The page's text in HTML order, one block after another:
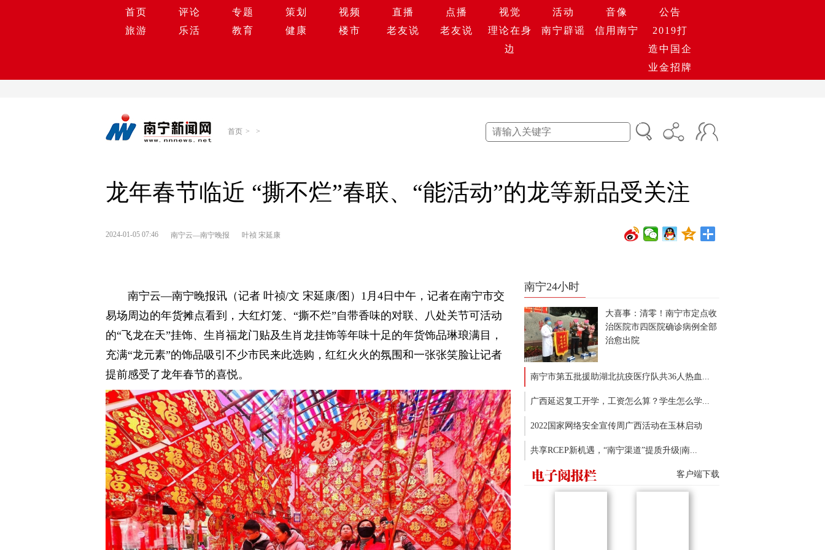
首页 评论 专题 策划 视频 直播 点播 视觉 活动 音像
公告
旅游
乐活 教育 健康 楼市 老友说 老友说
理论在身
边
南宁辟谣 信用南宁
2019打
造中国企
业金招牌
首页 > >
龙年春节临近 “撕不烂”春联、“能活动”的龙等新品受关注
2024-01-05 07:46 南宁云—南宁晚报 叶祯 宋延康
南宁云—南宁晚报讯（记者 叶祯/文 宋延康/图）1月4日中午，记者在南宁市交
易场周边的年货摊点看到，大红灯笼、“撕不烂”自带香味的对联、八处关节可活动
的“飞龙在天”挂饰、生肖福龙门贴及生肖龙挂饰等年味十足的年货饰品琳琅满目，
充满“龙元素”的饰品吸引不少市民来此选购，红红火火的氛围和一张张笑脸让记者
提前感受了龙年春节的喜悦。
南宁24小时
大喜事：清零！南宁市定点收
治医院市四医院确诊病例全部
治愈出院
南宁市第五批援助湖北抗疫医疗队共36人热血...
广西延迟复工开学，工资怎么算？学生怎么学...
2022国家网络安全宣传周广西活动在玉林启动
共享RCEP新机遇，“南宁渠道”提质升级|南...
客户端下载